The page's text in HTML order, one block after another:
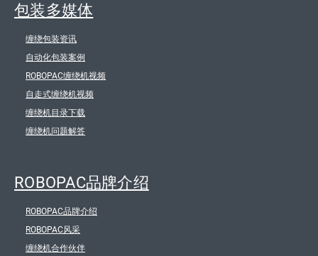
包装多媒体
缠绕包装资讯
自动化包装案例
ROBOPAC缠绕机视频
自走式缠绕机视频
缠绕机目录下载
缠绕机问题解答
ROBOPAC品牌介绍
ROBOPAC品牌介绍
ROBOPAC风采
缠绕机合作伙伴